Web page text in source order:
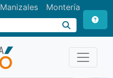
Manizales Montería